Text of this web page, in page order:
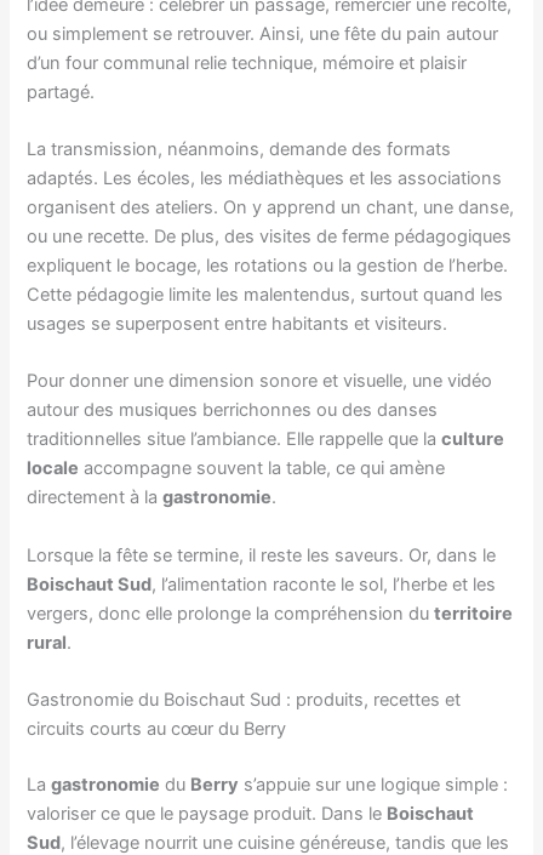
l’idée demeure : célébrer un passage, remercier une récolte,
ou simplement se retrouver. Ainsi, une fête du pain autour
d’un four communal relie technique, mémoire et plaisir
partagé.
La transmission, néanmoins, demande des formats
adaptés. Les écoles, les médiathèques et les associations
organisent des ateliers. On y apprend un chant, une danse,
ou une recette. De plus, des visites de ferme pédagogiques
expliquent le bocage, les rotations ou la gestion de l’herbe.
Cette pédagogie limite les malentendus, surtout quand les
usages se superposent entre habitants et visiteurs.
Pour donner une dimension sonore et visuelle, une vidéo
autour des musiques berrichonnes ou des danses
traditionnelles situe l’ambiance. Elle rappelle que laculture
locale accompagne souvent la table, ce qui amène
directement à lagastronomie.
Lorsque la fête se termine, il reste les saveurs. Or, dans le
Boischaut Sud, l’alimentation raconte le sol, l’herbe et les
vergers, donc elle prolonge la compréhension duterritoire
rural.
Gastronomie du Boischaut Sud : produits, recettes et
circuits courts au cœur du Berry
Lagastronomie du Berry s’appuie sur une logique simple :
valoriser ce que le paysage produit. Dans le Boischaut
Sud, l’élevage nourrit une cuisine généreuse, tandis que les